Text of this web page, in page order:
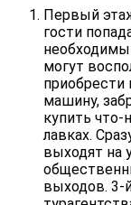
Первый
гости
могут
машину,
купить что-
лавках.
выходят на
выходов. 3-